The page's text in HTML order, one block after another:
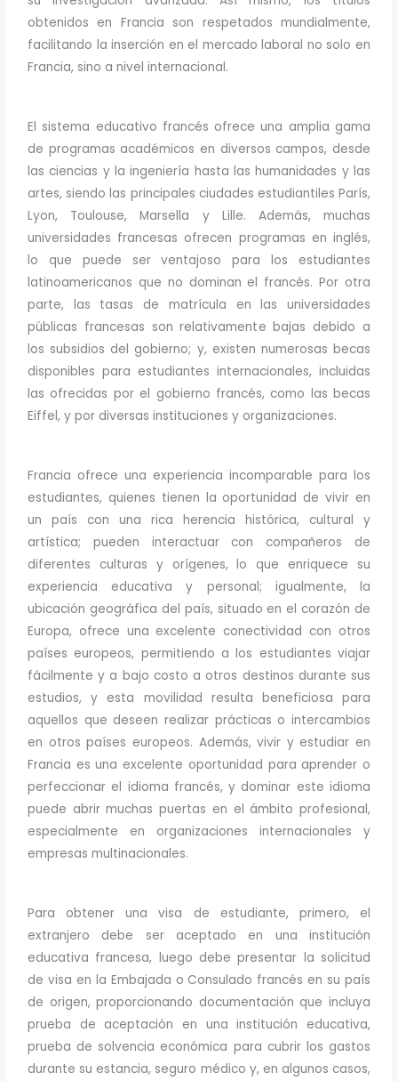
obtenidos en Francia son respetados mundialmente,
facilitando la inserción en el mercado laboral no solo en
Francia, sino a nivel internacional.
El sistema educativo francés ofrece una amplia gama
de programas académicos en diversos campos, desde
las ciencias y la ingeniería hasta las humanidades y las
artes, siendo las principales ciudades estudiantiles París,
Lyon, Toulouse, Marsella y Lille. Además, muchas
universidades francesas ofrecen programas en inglés,
lo que puede ser ventajoso para los estudiantes
latinoamericanos que no dominan el francés. Por otra
parte, las tasas de matrícula en las universidades
públicas francesas son relativamente bajas debido a
los subsidios del gobierno; y, existen numerosas becas
disponibles para estudiantes internacionales, incluidas
las ofrecidas por el gobierno francés, como las becas
Eiffel, y por diversas instituciones y organizaciones.
Francia ofrece una experiencia incomparable para los
estudiantes, quienes tienen la oportunidad de vivir en
un país con una rica herencia histórica, cultural y
artística; pueden interactuar con compañeros de
diferentes culturas y orígenes, lo que enriquece su
experiencia educativa y personal; igualmente, la
ubicación geográfica del país, situado en el corazón de
Europa, ofrece una excelente conectividad con otros
países europeos, permitiendo a los estudiantes viajar
fácilmente y a bajo costo a otros destinos durante sus
estudios, y esta movilidad resulta beneficiosa para
aquellos que deseen realizar prácticas o intercambios
en otros países europeos. Además, vivir y estudiar en
Francia es una excelente oportunidad para aprender o
perfeccionar el idioma francés, y dominar este idioma
puede abrir muchas puertas en el ámbito profesional,
especialmente en organizaciones internacionales y
empresas multinacionales.
Para obtener una visa de estudiante, primero, el
extranjero debe ser aceptado en una institución
educativa francesa, luego debe presentar la solicitud
de visa en la Embajada o Consulado francés en su país
de origen, proporcionando documentación que incluya
prueba de aceptación en una institución educativa,
prueba de solvencia económica para cubrir los gastos
durante su estancia, seguro médico y, en algunos casos,